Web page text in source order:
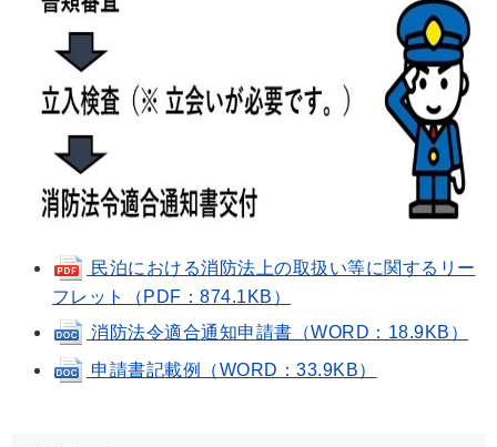
民泊における消防法上の取扱い等に関するリー
フレット（PDF：874.1KB）
消防法令適合通知申請書（WORD：18.9KB）
申請書記載例（WORD：33.9KB）